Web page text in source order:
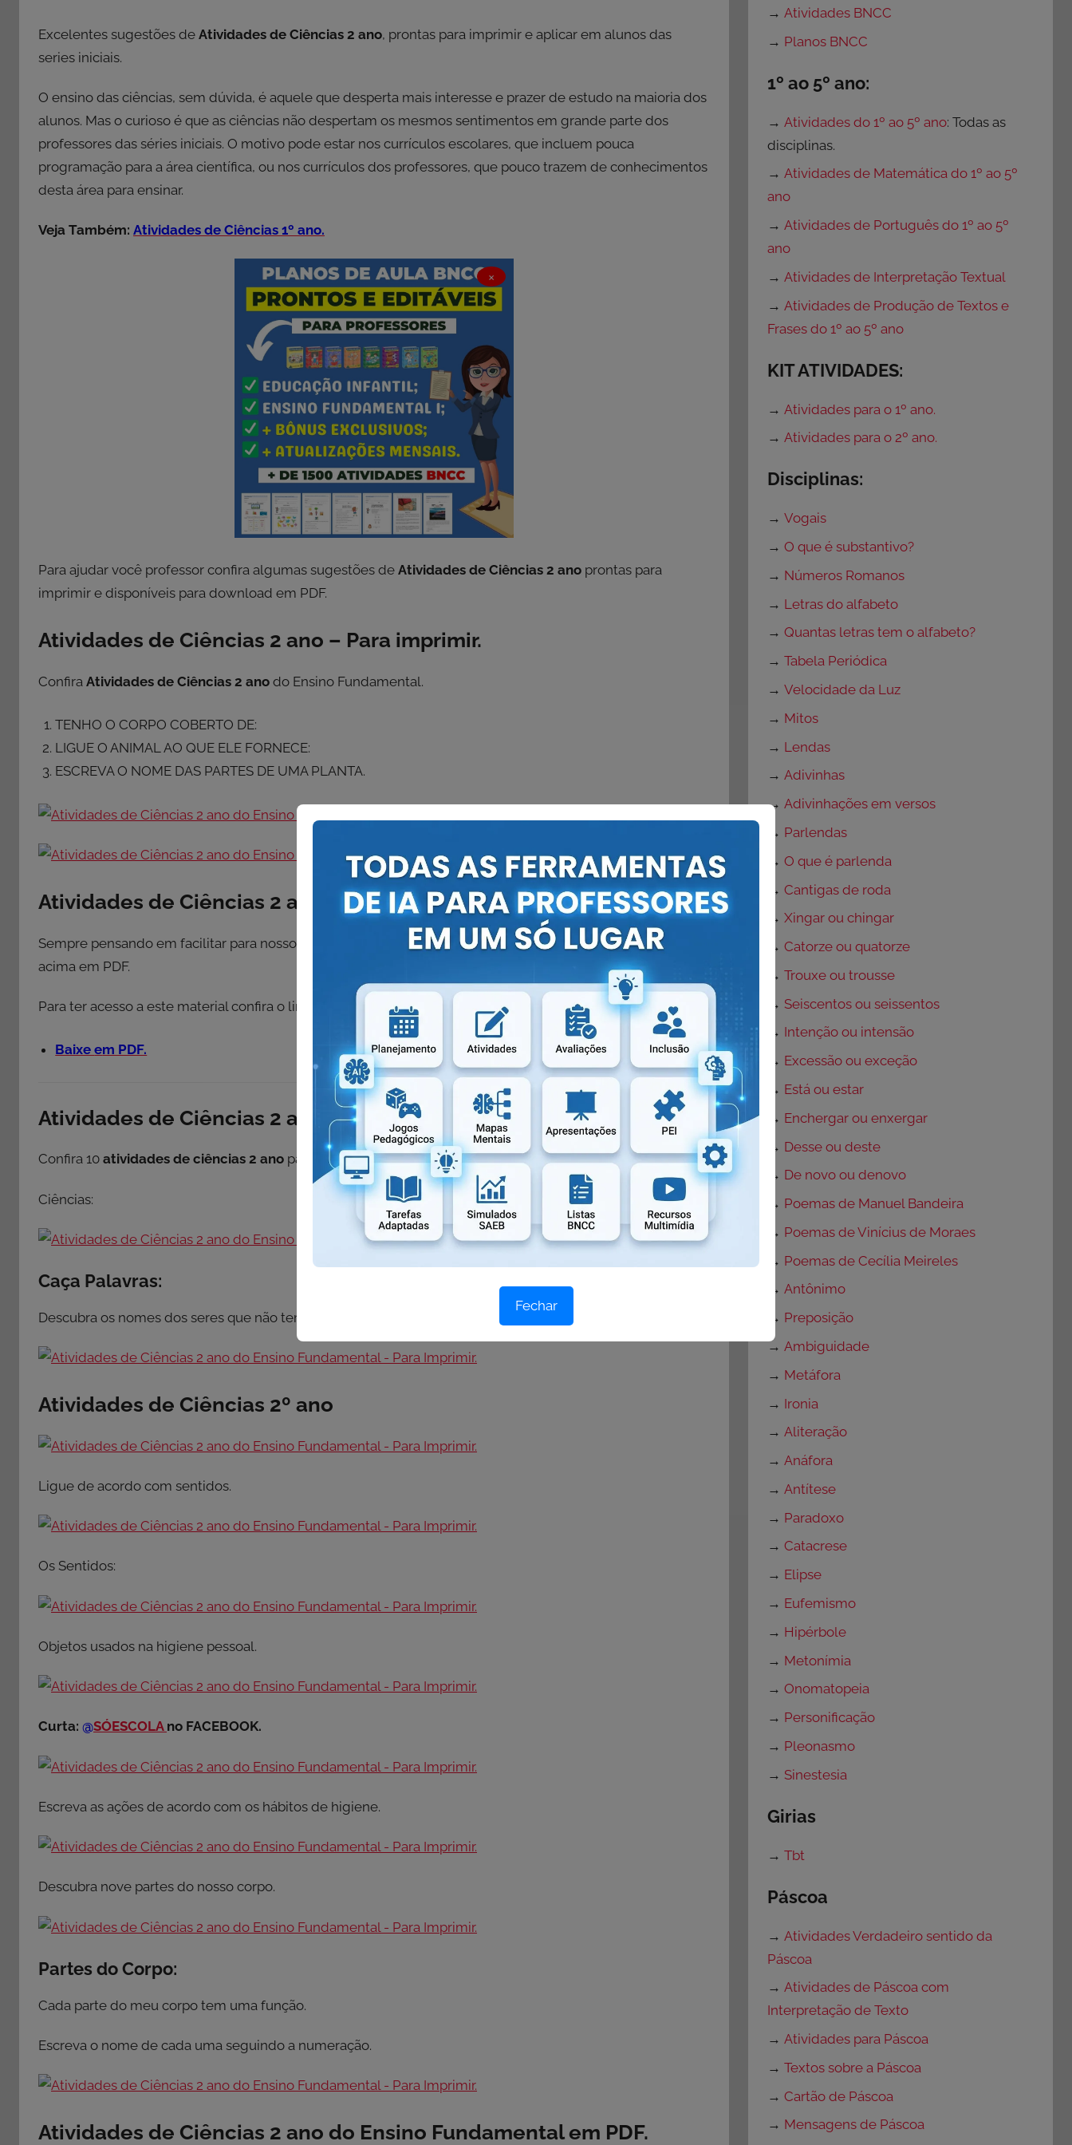
Excelentes sugestões de Atividades de Ciências 2 ano, prontas para imprimir e aplicar em alunos das
series iniciais.
O ensino das ciências, sem dúvida, é aquele que desperta mais interesse e prazer de estudo na maioria dos
alunos. Mas o curioso é que as ciências não despertam os mesmos sentimentos em grande parte dos
professores das séries iniciais. O motivo pode estar nos currículos escolares, que incluem pouca
programação para a área científica, ou nos currículos dos professores, que pouco trazem de conhecimentos
desta área para ensinar.
Veja Também: Atividades de Ciências 1º ano.
×
Para ajudar você professor confira algumas sugestões de Atividades de Ciências 2 ano prontas para
imprimir e disponíveis para download em PDF.
Atividades de Ciências 2 ano – Para imprimir.
Confira Atividades de Ciências 2 ano do Ensino Fundamental.
TENHO O CORPO COBERTO DE:
LIGUE O ANIMAL AO QUE ELE FORNECE:
ESCREVA O NOME DAS PARTES DE UMA PLANTA.
Atividades de Ciências 2 ano em PDF.
Sempre pensando em facilitar para nossos leitores, resolvemos compartilhar as atividades mostradas
acima em PDF.
Para ter acesso a este material confira o link a seguir e baixe em PDF.
Baixeem PDF.
Atividades de Ciências 2 ano do Ensino Fundamental.
Confira 10 atividades de ciências 2 ano para imprimir e aplicar em sala de aula ou como tarefa para casa.
Ciências:
Caça Palavras:
Descubra os nomes dos seres que não tem vida:
Atividades de Ciências 2º ano
Ligue de acordo com sentidos.
Os Sentidos:
Objetos usados na higiene pessoal.
Curta: @SÓESCOLA no FACEBOOK.
Escreva as ações de acordo com os hábitos de higiene.
Descubra nove partes do nosso corpo.
Partes do Corpo:
Cada parte do meu corpo tem uma função.
Escreva o nome de cada uma seguindo a numeração.
Atividades de Ciências 2 ano do Ensino Fundamental em PDF.
→Atividades BNCC
→ Planos BNCC
1º ao 5º ano:
→Atividades do 1º ao 5º ano: Todas as
disciplinas.
→Atividades de Matemática do 1º ao 5º
ano
→Atividades de Português do 1º ao 5º
ano
→Atividades de Interpretação Textual
→Atividades de Produção de Textos e
Frases do 1º ao 5º ano
KIT ATIVIDADES:
→Atividades para o 1º ano.
→Atividades para o 2º ano.
Disciplinas:
→Vogais
→O que é substantivo?
→ Números Romanos
→ Letras do alfabeto
→Quantas letras tem o alfabeto?
→Tabela Periódica
→Velocidade da Luz
→ Mitos
→ Lendas
→Adivinhas
→Adivinhações em versos
→ Parlendas
→O que é parlenda
→Cantigas de roda
→Xingar ou chingar
→Catorze ou quatorze
→Trouxe ou trousse
→ Seiscentos ou seissentos
→ Intenção ou intensão
→ Excessão ou exceção
→ Está ou estar
→ Enchergar ou enxergar
→ Desse ou deste
→ De novo ou denovo
→ Poemas de Manuel Bandeira
→ Poemas de Vinícius de Moraes
→ Poemas de Cecília Meireles
→Antônimo
→ Preposição
→Ambiguidade
→ Metáfora
→ Ironia
→Aliteração
→Anáfora
→Antítese
→ Paradoxo
→Catacrese
→ Elipse
→ Eufemismo
→ Hipérbole
→ Metonímia
→Onomatopeia
→ Personificação
→ Pleonasmo
→ Sinestesia
Girias
→Tbt
Páscoa
→Atividades Verdadeiro sentido da
Páscoa
→Atividades de Páscoa com
Interpretação de Texto
→Atividades para Páscoa
→Textos sobre a Páscoa
→Cartão de Páscoa
→ Mensagens de Páscoa
Fechar